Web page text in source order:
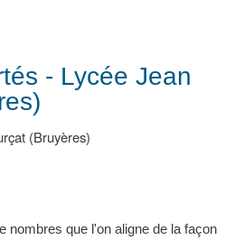
- Lycée Jean
(Bruyères)
nombres que l'on aligne de la façon